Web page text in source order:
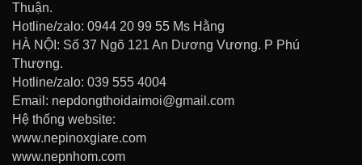
Thuận.
Hotline/zalo: 0944 20 99 55 Ms Hằng
HÀ NỘI: Số 37 Ngõ 121 An Dương Vương. P Phú
Thượng.
Hotline/zalo: 039 555 4004
Email: nepdongthoidaimoi@gmail.com
Hệ thống website:
www.nepinoxgiare.com
www.nepnhom.com